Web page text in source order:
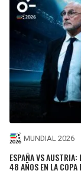
MUNDIAL 2026
ESPAÑA VS AUSTRIA:
48 AÑOS EN LA COPA